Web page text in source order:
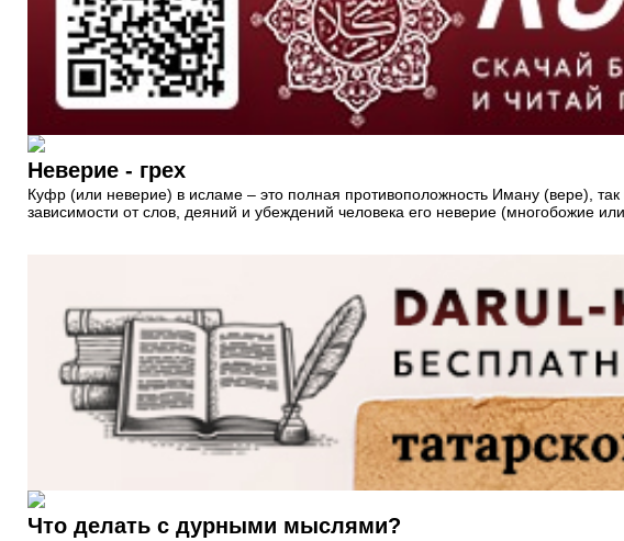
Неверие - грех
Куфр (или неверие) в исламе – это полная противоположность Иману (вере),
зависимости от слов, деяний и убеждений человека его неверие (многобожие
Что делать с дурными мыслями?